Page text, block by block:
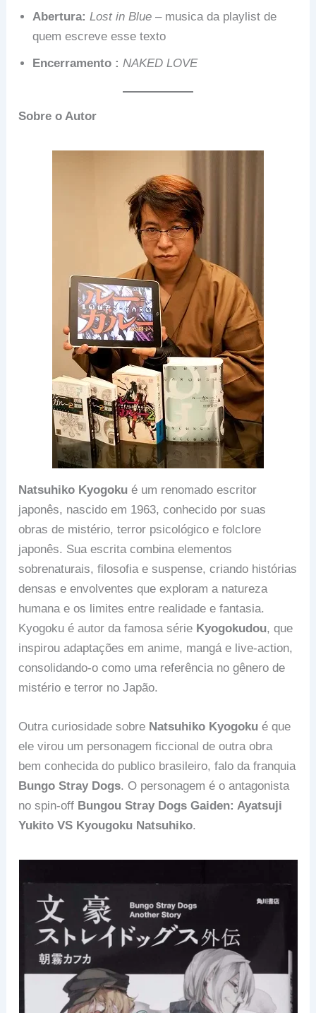
Abertura: Lost in Blue – musica da playlist de
quem escreve esse texto
Encerramento : NAKED LOVE
Sobre o Autor
Natsuhiko Kyogoku é um renomado escritor
japonês, nascido em 1963, conhecido por suas
obras de mistério, terror psicológico e folclore
japonês. Sua escrita combina elementos
sobrenaturais, filosofia e suspense, criando histórias
densas e envolventes que exploram a natureza
humana e os limites entre realidade e fantasia.
Kyogoku é autor da famosa série Kyogokudou, que
inspirou adaptações em anime, mangá e live-action,
consolidando-o como uma referência no gênero de
mistério e terror no Japão.
Outra curiosidade sobre Natsuhiko Kyogoku é que
ele virou um personagem ficcional de outra obra
bem conhecida do publico brasileiro, falo da franquia
Bungo Stray Dogs. O personagem é o antagonista
no spin-off Bungou Stray Dogs Gaiden: Ayatsuji
Yukito VS Kyougoku Natsuhiko.